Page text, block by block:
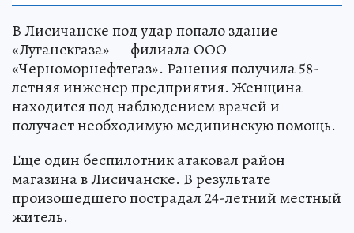
В Лисичанске под удар попало здание
«Луганскгаза» — филиала ООО
«Черноморнефтегаз». Ранения получила 58-
летняя инженер предприятия. Женщина
находится под наблюдением врачей и
получает необходимую медицинскую помощь.
Еще один беспилотник атаковал район
магазина в Лисичанске. В результате
произошедшего пострадал 24-летний местный
житель.